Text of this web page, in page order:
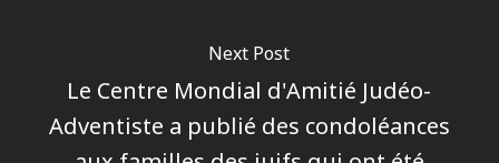
Next Post
Le Centre Mondial d'Amitié Judéo-
Adventiste a publié des condoléances